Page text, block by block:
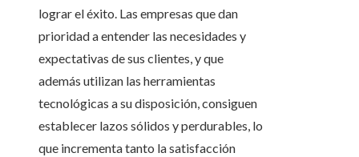
lograr el éxito. Las empresas que dan
prioridad a entender las necesidades y
expectativas de sus clientes, y que
además utilizan las herramientas
tecnológicas a su disposición, consiguen
establecer lazos sólidos y perdurables, lo
que incrementa tanto la satisfacción